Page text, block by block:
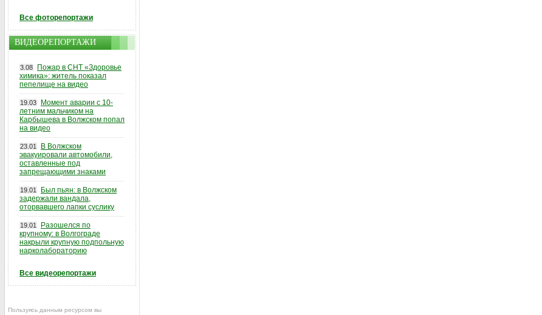
Все фоторепортажи
ВИДЕОРЕПОРТАЖИ
3.08
Пожар в СНТ «Здоровье
химика»: житель показал
пепелище на видео
19.03
Момент аварии с 10-
летним мальчиком на
Карбышева в Волжском попал
на видео
23.01
В Волжском
эвакуировали автомобили,
оставленные под
запрещающими знаками
19.01
Был пьян: в Волжском
задержали вандала,
оторвавшего лапки суслику
19.01
Разошелся по
крупному: в Волгограде
накрыли крупную подпольную
нарколабораторию
Все видеорепортажи
Пользуясь данным ресурсом вы